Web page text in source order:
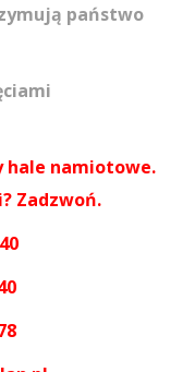
państwo
hale namiotowe.
Zadzwoń.